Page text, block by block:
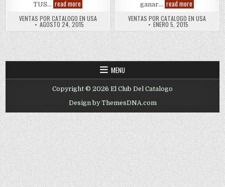
TUS… read more
Catalogos
2016
VENTAS POR CATALOGO EN USA
AGOSTO 24, 2015
ganar… read moreCatalogos
de
Botas
Andrea
VENTAS POR CATALOGO EN USA
ENERO 5, 2015
MENU
Copyright © 2026 El Club Del Catalogo
Design by ThemesDNA.com